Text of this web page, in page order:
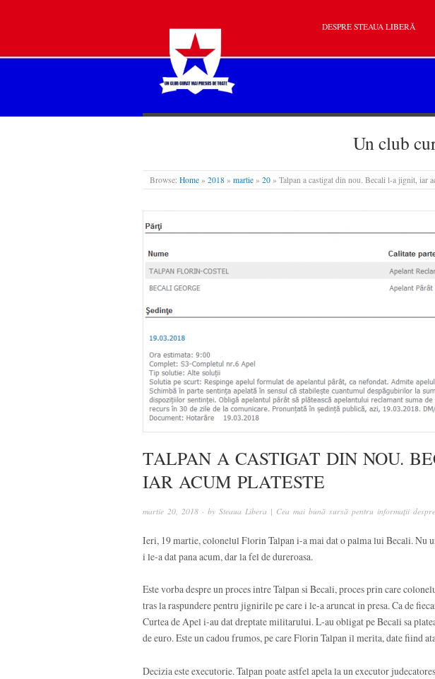
STEAUA LIBERĂ
DESPRE STEAUA LIBERĂ
Un club
Browse: Home » 2018 » martie » 20 » Talpan a castigat din nou. Becali l-a jignit, iar
TALPAN A CASTIGAT DIN NOU.
IAR ACUM PLATESTE
martie 20, 2018 · by Steaua Libera | Cea mai bună sursă pentru informații
Ieri, 19 martie, colonelul Florin Talpan i-a mai dat o palma lui Becali. Nu
i le-a dat pana acum, dar la fel de dureroasa.
Este vorba despre un proces intre Talpan si Becali, proces prin care
tras la raspundere pentru jignirile pe care i le-a aruncat in presa. Ca de
Curtea de Apel i-au dat dreptate militarului. L-au obligat pe Becali sa
de euro. Este un cadou frumos, pe care Florin Talpan il merita, date fiind
Decizia este executorie. Talpan poate astfel apela la un executor